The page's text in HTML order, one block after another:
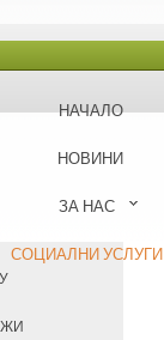
НАЧАЛО
НОВИНИ
ЗА НАС
СОЦИАЛНИ УСЛУГИ